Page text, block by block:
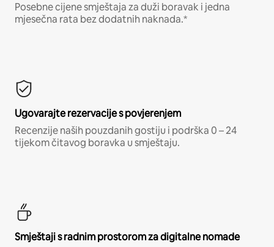
Posebne cijene smještaja za duži boravak i jedna
mjesečna rata bez dodatnih naknada.*
Ugovarajte rezervacije s povjerenjem
Recenzije naših pouzdanih gostiju i podrška 0 – 24
tijekom čitavog boravka u smještaju.
Smještaji s radnim prostorom za digitalne nomade